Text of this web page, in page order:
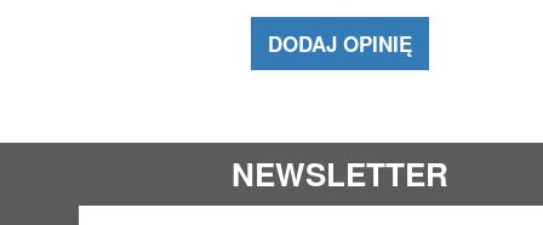
DODAJ OPINIĘ
NEWSLETTER